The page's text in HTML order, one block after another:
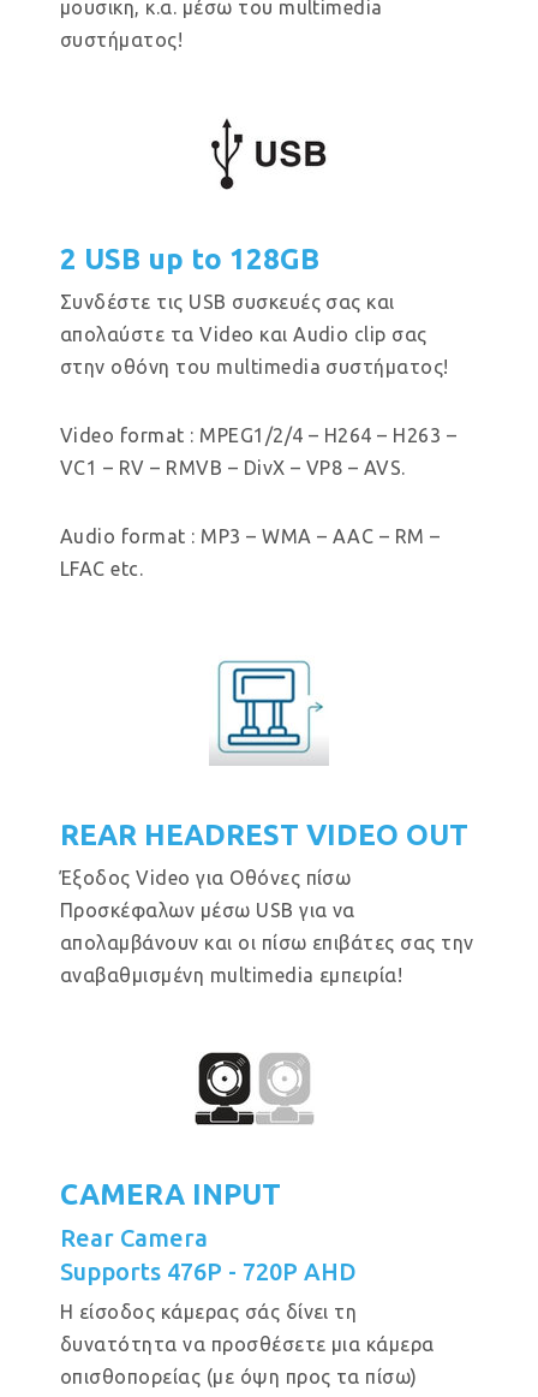
μουσικη, κ.α. μέσω του multimedia
συστήματος!
2 USB up to 128GB
Συνδέστε τις USB συσκευές σας και
απολαύστε τα Video και Audio clip σας
στην οθόνη του multimedia συστήματος!
Video format : MPEG1/2/4 – H264 – H263 –
VC1 – RV – RMVB – DivX – VP8 – AVS.
Audio format : MP3 – WMA – AAC – RM –
LFAC etc.
REAR HEADREST VIDEO OUT
Έξοδος Video για Οθόνες πίσω
Προσκέφαλων μέσω USB για να
απολαμβάνουν και οι πίσω επιβάτες σας την
αναβαθμισμένη multimedia εμπειρία!
CAMERA INPUT
Rear Camera
Supports 476P - 720P AHD
Η είσοδος κάμερας σάς δίνει τη
δυνατότητα να προσθέσετε μια κάμερα
οπισθοπορείας (με όψη προς τα πίσω)